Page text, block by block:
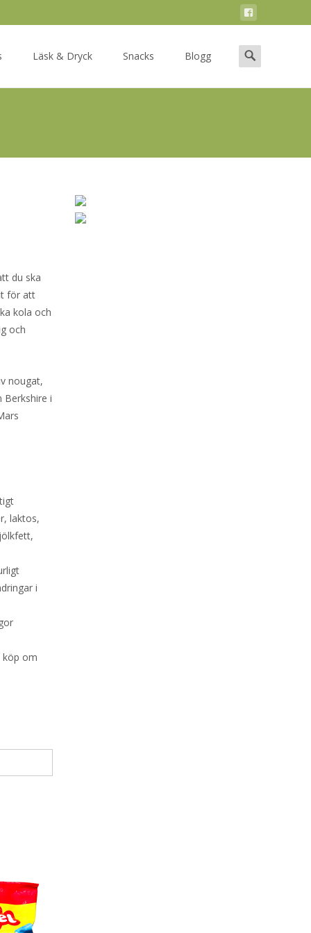
Läsk & Dryck Snacks Blogg
Search
for:
du ska
för att
kola och
och
nougat,
Berkshire i
laktos,
i
köp om